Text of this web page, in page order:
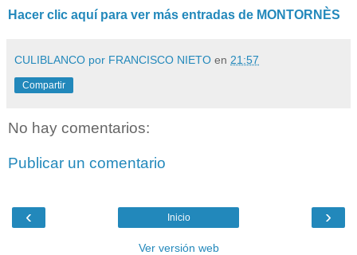
Hacer clic aquí para ver más entradas de MONTORNÈS
CULIBLANCO por FRANCISCO NIETO en 21:57
Compartir
No hay comentarios:
Publicar un comentario
‹ ›
Inicio
Ver versión web